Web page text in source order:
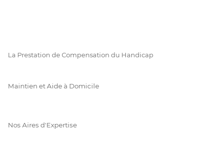
La Prestation de Compensation du Handicap
Maintien et Aide à Domicile
Nos Aires d'Expertise